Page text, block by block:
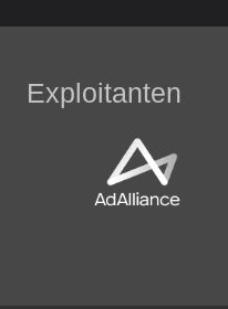
Exploitanten